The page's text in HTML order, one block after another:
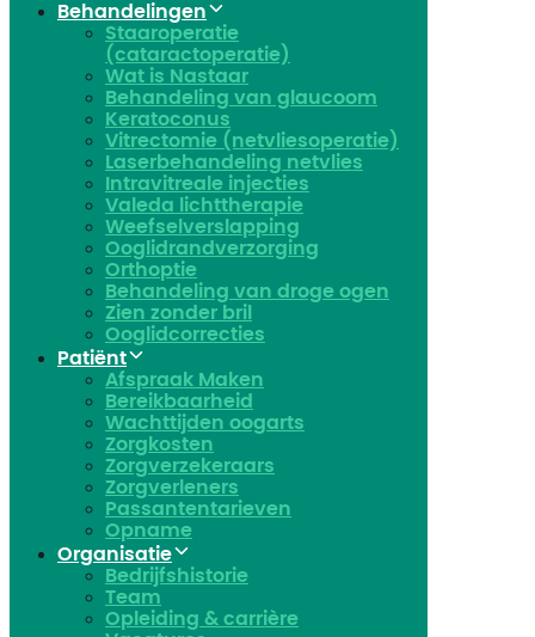
Behandelingen
Staaroperatie
(cataractoperatie)
Wat is Nastaar
Behandeling van glaucoom
Keratoconus​
Vitrectomie (netvliesoperatie)
Laserbehandeling netvlies
Intravitreale injecties
Valeda lichttherapie
Weefselverslapping
Ooglidrandverzorging
Orthoptie
Behandeling van droge ogen
Zien zonder bril
Ooglidcorrecties
Patiënt
Afspraak Maken
Bereikbaarheid
Wachttijden oogarts
Zorgkosten
Zorgverzekeraars
Zorgverleners
Passantentarieven
Opname
Organisatie
Bedrijfshistorie
Team
Opleiding & carrière